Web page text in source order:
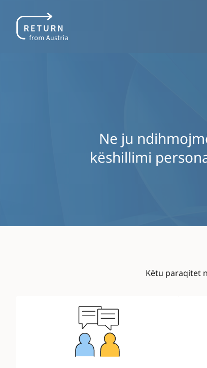
Ne ju
këshillimi
Këtu paraqitet